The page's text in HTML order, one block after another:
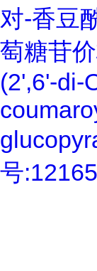
对-香豆
萄糖苷
(2',6'-di-
号